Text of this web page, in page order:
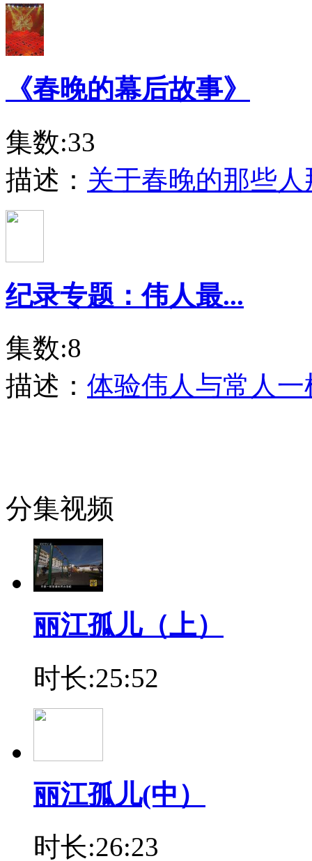
《春晚的幕后故事》
集数:33
描述： 关于春晚的那些
纪录专题：伟人最...
集数:8
描述： 体验伟人与常人
分集视频
丽江孤儿（上）
时长:25:52
丽江孤儿(中）
时长:26:23